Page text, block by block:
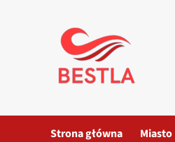
Strona główna Miasto